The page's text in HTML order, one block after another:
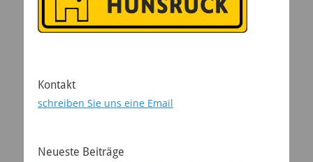
Kontakt
schreiben Sie uns eine Email
Neueste Beiträge